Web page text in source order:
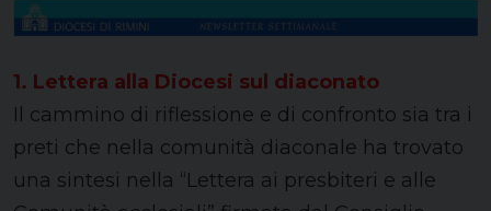
1. Lettera alla Diocesi sul diaconato
Il cammino di riflessione e di confronto sia tra i
preti che nella comunità diaconale ha trovato
una sintesi nella “Lettera ai presbiteri e alle